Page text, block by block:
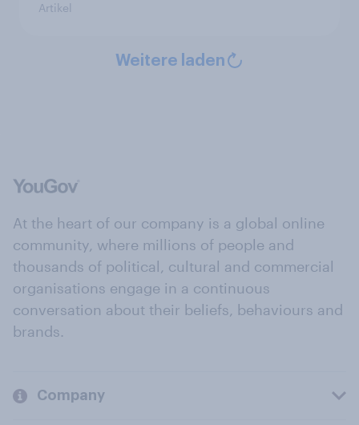
Artikel
Weitere laden
At the heart of our company is a global online
community, where millions of people and
thousands of political, cultural and commercial
organisations engage in a continuous
conversation about their beliefs, behaviours and
brands.
Company